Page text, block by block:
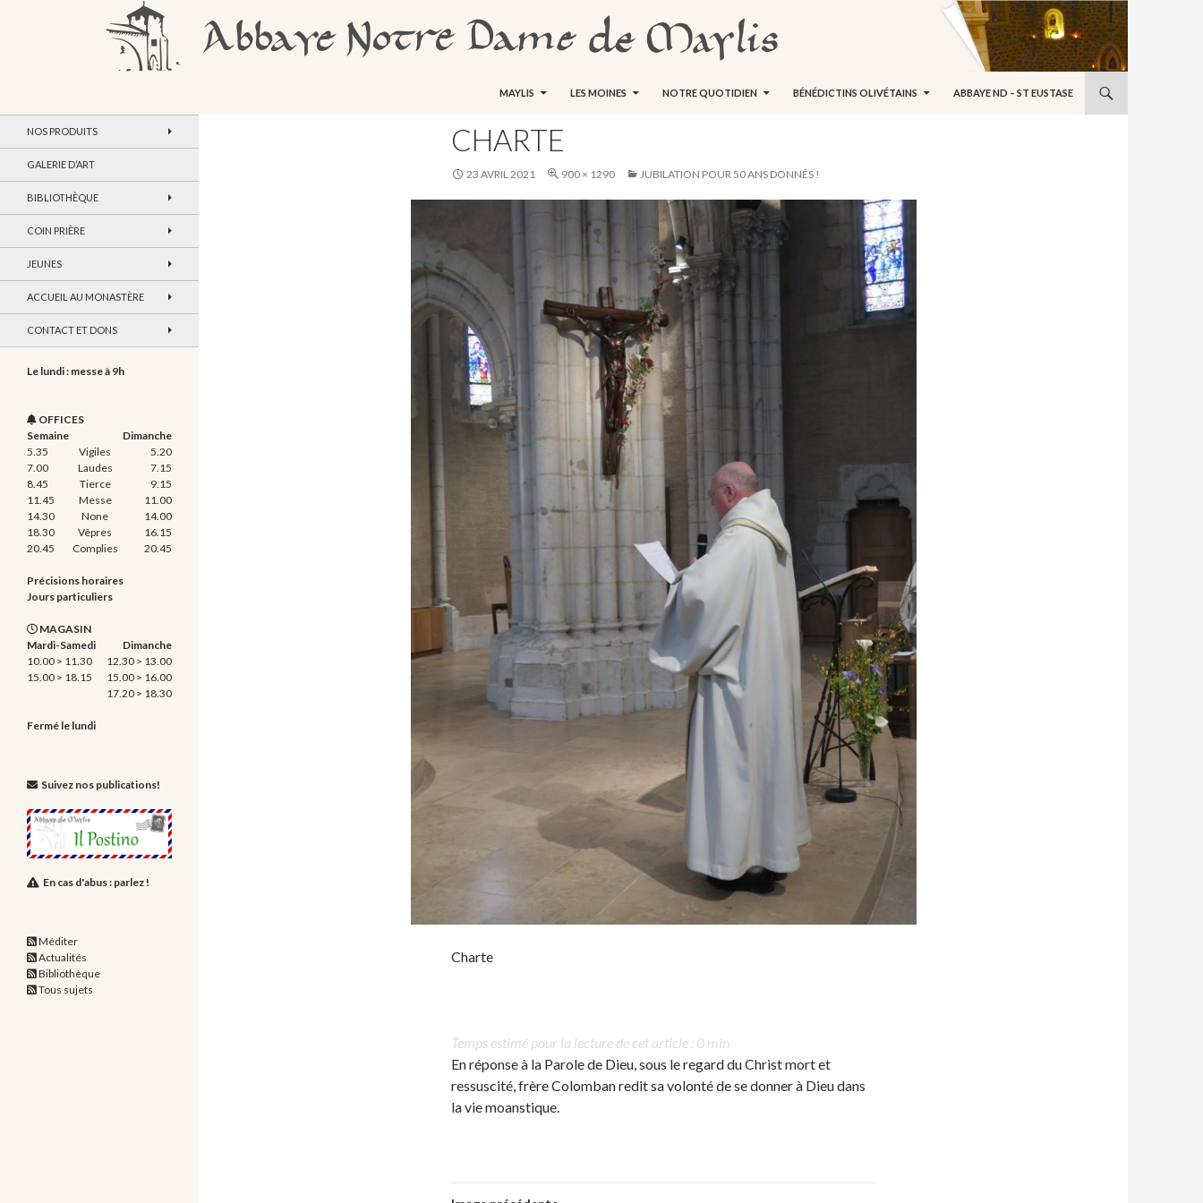
MAYLIS
LES MOINES NOTRE QUOTIDIEN BÉNÉDICTINS OLIVÉTAINS ABBAYE ND – ST EUSTASE
CHARTE
23 AVRIL 2021 900 × 1290 JUBILATION POUR 50 ANS DONNÉS !
Charte
Temps estimé pour la lecture de cet article : 0 min
En réponse à la Parole de Dieu, sous le regard du Christ mort et
ressuscité, frère Colomban redit sa volonté de se donner à Dieu dans
la vie moanstique.
NOS PRODUITS
GALERIE D’ART
BIBLIOTHÈQUE
COIN PRIÈRE
JEUNES
ACCUEIL AU MONASTÈRE
CONTACT ET DONS
Le lundi : messe à 9h
OFFICES
Semaine
Dimanche
5.35
Vigiles
5.20
7.00
Laudes
7.15
8.45
Tierce
9.15
11.45
Messe
11.00
14.30
None
14.00
18.30
Vêpres
16.15
20.45
Complies 20.45
Précisions horaires
Jours particuliers
MAGASIN
Mardi-Samedi
Dimanche
10.00 > 11.30
12.30 > 13.00
15.00 > 18.15
15.00 > 16.00
17.20 > 18.30
Fermé le lundi
Suivez nos publications!
En cas d'abus : parlez !
Méditer
Actualités
Bibliothèque
Tous sujets